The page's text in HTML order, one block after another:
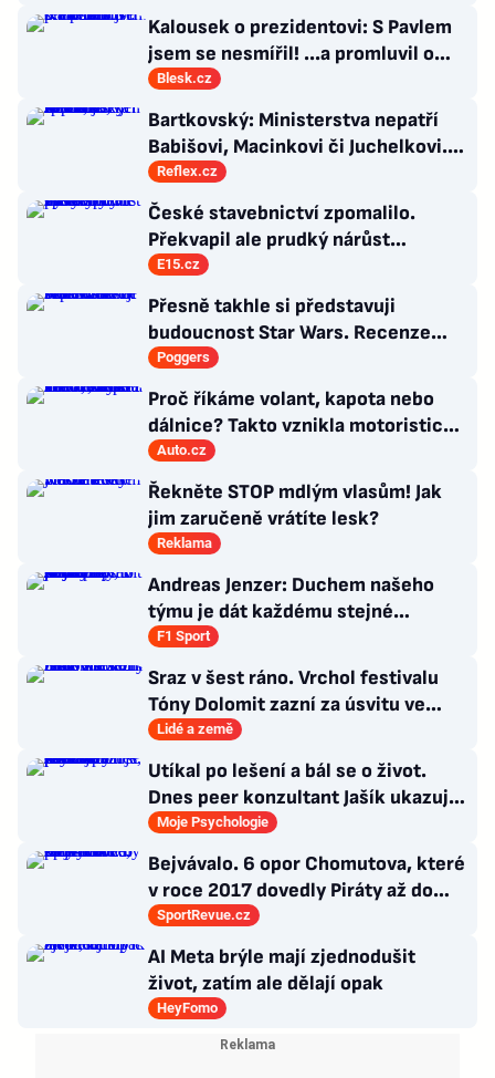
Kalousek o prezidentovi: S Pavlem
jsem se nesmířil! ...a promluvil o
návratu
Blesk.cz
Bartkovský: Ministerstva nepatří
Babišovi, Macinkovi či Juchelkovi.
Přestaňte útočit, jste jen správci
Reflex.cz
České stavebnictví zpomalilo.
Překvapil ale prudký nárůst
výstavby nových bytů
E15.cz
Přesně takhle si představuji
budoucnost Star Wars. Recenze
Star Wars: The Ninth Jedi
Poggers
Proč říkáme volant, kapota nebo
dálnice? Takto vznikla motoristická
slova, která zná každý
Auto.cz
Řekněte STOP mdlým vlasům! Jak
jim zaručeně vrátíte lesk?
Reklama
Andreas Jenzer: Duchem našeho
týmu je dát každému stejné
podmínky, i kdyby nás to mělo
připravit o titul
F1 Sport
Sraz v šest ráno. Vrchol festivalu
Tóny Dolomit zazní za úsvitu ve
3000 metrech
Lidé a země
Utíkal po lešení a bál se o život.
Dnes peer konzultant Jašík ukazuje,
že cesta z psychózy existuje
Moje Psychologie
Bejvávalo. 6 opor Chomutova, které
v roce 2017 dovedly Piráty až do
semifinále play-off
SportRevue.cz
AI Meta brýle mají zjednodušit
život, zatím ale dělají opak
HeyFomo